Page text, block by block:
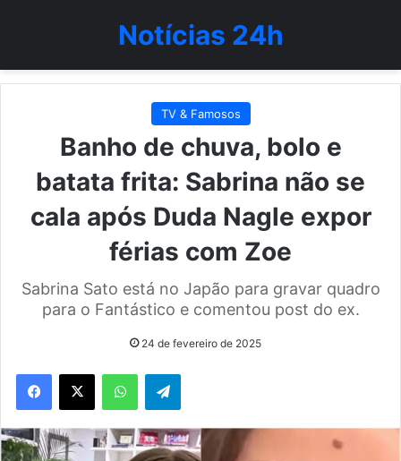
Notícias 24h
TV & Famosos
Banho de chuva, bolo e
batata frita: Sabrina não se
cala após Duda Nagle expor
férias com Zoe
Sabrina Sato está no Japão para gravar quadro
para o Fantástico e comentou post do ex.
24 de fevereiro de 2025
WhatsAppTelegram